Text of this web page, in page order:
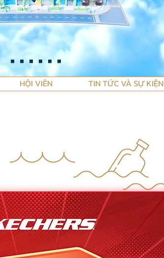
HỘI VIÊN TIN TỨC VÀ SỰ KIỆN